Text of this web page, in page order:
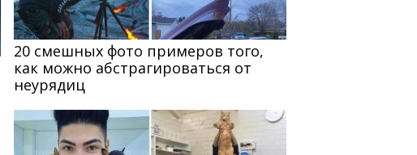
20 смешных фото примеров того,
как можно абстрагироваться от
неурядиц